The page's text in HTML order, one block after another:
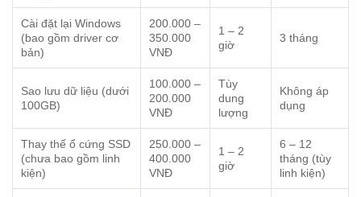
Cài đặt lại Windows
(bao gồm driver cơ
bản)
200.000 –
350.000
VNĐ
1 – 2
giờ
3 tháng
Sao lưu dữ liệu (dưới
100GB)
100.000 –
200.000
VNĐ
Tùy
dung
lượng
Không áp
dụng
Thay thế ổ cứng SSD
(chưa bao gồm linh
kiện)
250.000 –
400.000
VNĐ
1 – 2
giờ
6 – 12
tháng (tùy
linh kiện)